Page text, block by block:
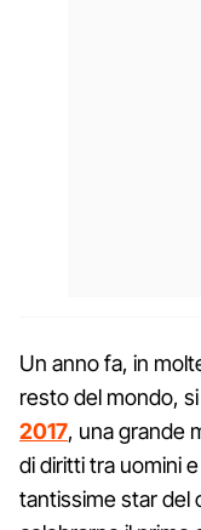
Un anno fa, in
resto del mondo,
2017, una grande
di diritti tra uomini
tantissime star del